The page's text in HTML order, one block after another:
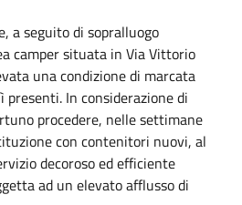
a seguito di sopralluogo
camper situata in Via Vittorio
una condizione di marcata
presenti. In considerazione di
procedere, nelle settimane
con contenitori nuovi, al
decoroso ed efficiente
ad un elevato afflusso di